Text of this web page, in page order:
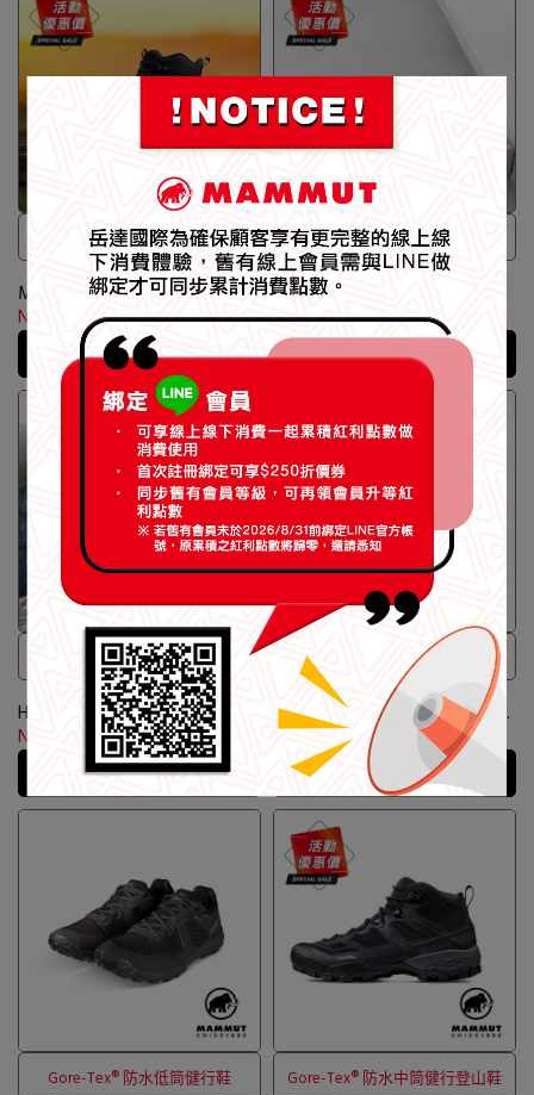
Gore-Tex® 防水低筒健行鞋
【Mammut 長毛象】Aenergy
Mtn Mid GTX Men 防水中筒健
行鞋 男款 綠鬣蜥 #3030-
05320
NT$6,980NT$8,600
加入購物車
Gore-Tex® 防水低筒健行鞋
【Mammut 長毛象】Aenergy
Mtn Low GTX 防水低筒越野健
行鞋 男款 黑/經典紅 #3030-
05300
NT$5,980NT$7,600
加入購物車
Gore-Tex® 防水低筒健行鞋
【Mammut 長毛象】Aenergy
Hike Low Gore-Tex®防水低筒
健行鞋 男款 黑/經典紅 #3030-
05230
NT$4,980 NT$5,980
加入購物車
Gore-Tex®低筒輕量野跑鞋
【Mammut 長毛象】Saentis
TR Low GTX Men Gore-Tex®低
筒輕量野跑鞋 男款 黑色
#3030-05080
NT$6,980
加入購物車
Gore-Tex® 防水低筒健行鞋 Gore-Tex® 防水中筒健行登山鞋